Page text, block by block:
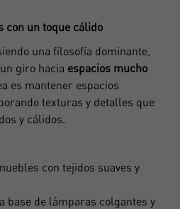
con un toque cálido
una filosofía dominante,
giro hacia espacios mucho
es mantener espacios
texturas y detalles que
y cálidos.
con tejidos suaves y
base de lámparas colgantes y